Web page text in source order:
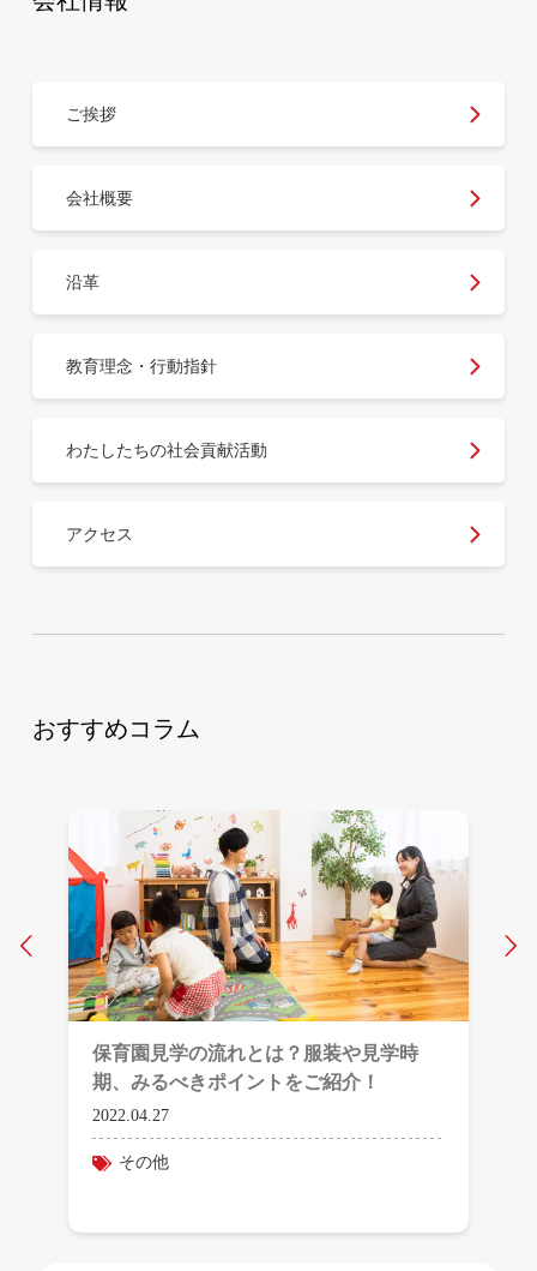
ご挨拶
会社概要
沿革
教育理念・行動指針
わたしたちの社会貢献活動
アクセス
おすすめコラム
保育園見学の流れとは？服装や見学時
期、みるべきポイントをご紹介！
2022.04.27
その他